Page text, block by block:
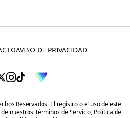
AVISO DE PRIVACIDAD
Reservados. El registro o el uso de este
nuestrosTérminos de Servicio, Política de